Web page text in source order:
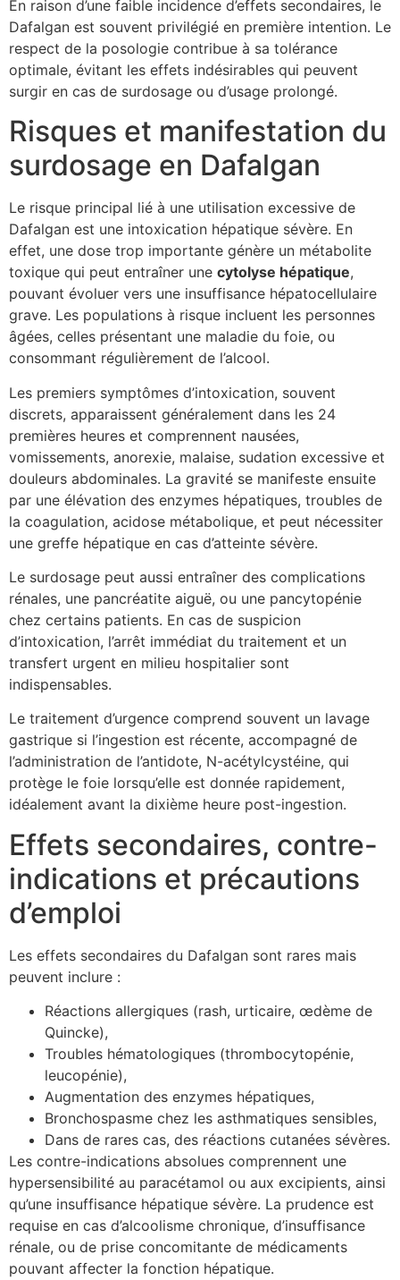
En raison d’une faible incidence d’effets secondaires, le
Dafalgan est souvent privilégié en première intention. Le
respect de la posologie contribue à sa tolérance
optimale, évitant les effets indésirables qui peuvent
surgir en cas de surdosage ou d’usage prolongé.
Risques et manifestation du
surdosage en Dafalgan
Le risque principal lié à une utilisation excessive de
Dafalgan est une intoxication hépatique sévère. En
effet, une dose trop importante génère un métabolite
toxique qui peut entraîner une cytolyse hépatique,
pouvant évoluer vers une insuffisance hépatocellulaire
grave. Les populations à risque incluent les personnes
âgées, celles présentant une maladie du foie, ou
consommant régulièrement de l’alcool.
Les premiers symptômes d’intoxication, souvent
discrets, apparaissent généralement dans les 24
premières heures et comprennent nausées,
vomissements, anorexie, malaise, sudation excessive et
douleurs abdominales. La gravité se manifeste ensuite
par une élévation des enzymes hépatiques, troubles de
la coagulation, acidose métabolique, et peut nécessiter
une greffe hépatique en cas d’atteinte sévère.
Le surdosage peut aussi entraîner des complications
rénales, une pancréatite aiguë, ou une pancytopénie
chez certains patients. En cas de suspicion
d’intoxication, l’arrêt immédiat du traitement et un
transfert urgent en milieu hospitalier sont
indispensables.
Le traitement d’urgence comprend souvent un lavage
gastrique si l’ingestion est récente, accompagné de
l’administration de l’antidote, N-acétylcystéine, qui
protège le foie lorsqu’elle est donnée rapidement,
idéalement avant la dixième heure post-ingestion.
Effets secondaires, contre-
indications et précautions
d’emploi
Les effets secondaires du Dafalgan sont rares mais
peuvent inclure :
Réactions allergiques (rash, urticaire, œdème de
Quincke),
Troubles hématologiques (thrombocytopénie,
leucopénie),
Augmentation des enzymes hépatiques,
Bronchospasme chez les asthmatiques sensibles,
Dans de rares cas, des réactions cutanées sévères.
Les contre-indications absolues comprennent une
hypersensibilité au paracétamol ou aux excipients, ainsi
qu’une insuffisance hépatique sévère. La prudence est
requise en cas d’alcoolisme chronique, d’insuffisance
rénale, ou de prise concomitante de médicaments
pouvant affecter la fonction hépatique.